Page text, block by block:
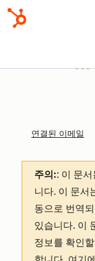
연결된 이메일
주의:: 이 문
니다. 이 문서
동으로 번역
있습니다. 이
정보를 확인